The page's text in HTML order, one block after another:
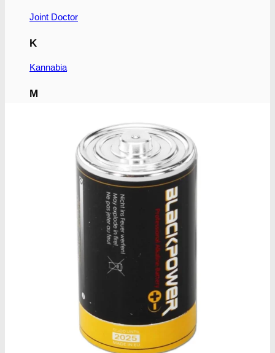
Joint Doctor
K
Kannabia
M
Medical Seeds Co.
Nirvana Seeds
Ripper Seeds
Royal Queen Seeds
Sensi Seeds
Serious Seeds
Super Strains
Seedsman Co.